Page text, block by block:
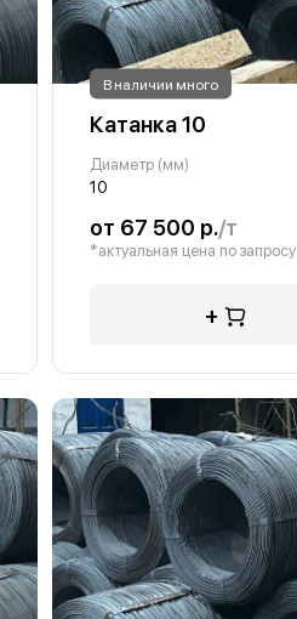
В наличии много
Катанка 10
Диаметр (мм)
10
от 67 500 р./т
*актуальная цена по запросу
+